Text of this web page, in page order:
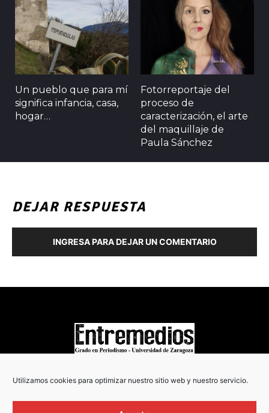
Utilizamos cookies para optimizar nuestro sitio web y nuestro servicio.
Un pueblo que para mí
significa infancia, casa,
hogar…
Fotorreportaje del
proceso de
caracterización, el arte
del maquillaje de
Paula Sánchez
DEJAR RESPUESTA
INGRESA PARA DEJAR UN COMENTARIO